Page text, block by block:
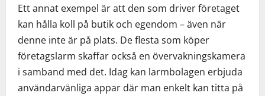
Ett annat exempel är att den som driver företaget
kan hålla koll på butik och egendom – även när
denne inte är på plats. De flesta som köper
företagslarm skaffar också en övervakningskamera
i samband med det. Idag kan larmbolagen erbjuda
användarvänliga appar där man enkelt kan titta på